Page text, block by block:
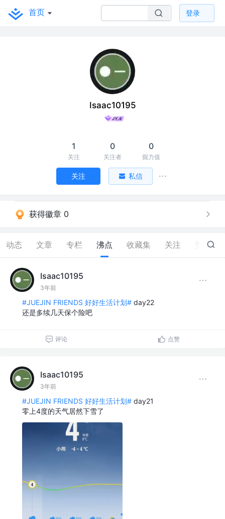
首页 登录
Isaac10195
1
关注
0
关注者
0
掘力值
关注 私信
获得徽章 0
动态 文章 专栏 沸点 收藏集 关注 1
Isaac10195
3年前
#JUEJIN FRIENDS 好好生活计划# day22
还是多续几天保个险吧
评论 点赞
Isaac10195
3年前
#JUEJIN FRIENDS 好好生活计划# day21
零上4度的天气居然下雪了